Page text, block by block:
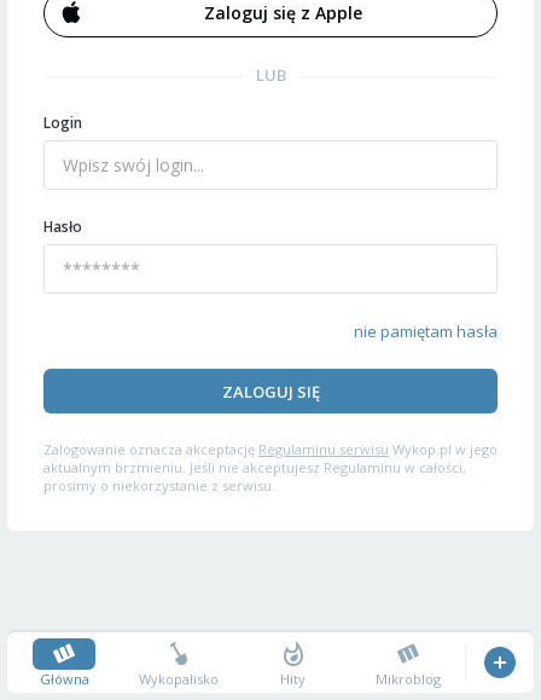
Zaloguj się z Apple
LUB
Login
Hasło
nie pamiętam hasła
ZALOGUJ SIĘ
Zalogowanie oznacza akceptację Regulaminu serwisu Wykop.pl w jego
aktualnym brzmieniu. Jeśli nie akceptujesz Regulaminu w całości,
prosimy o niekorzystanie z serwisu.
Główna Wykopalisko Hity Mikroblog